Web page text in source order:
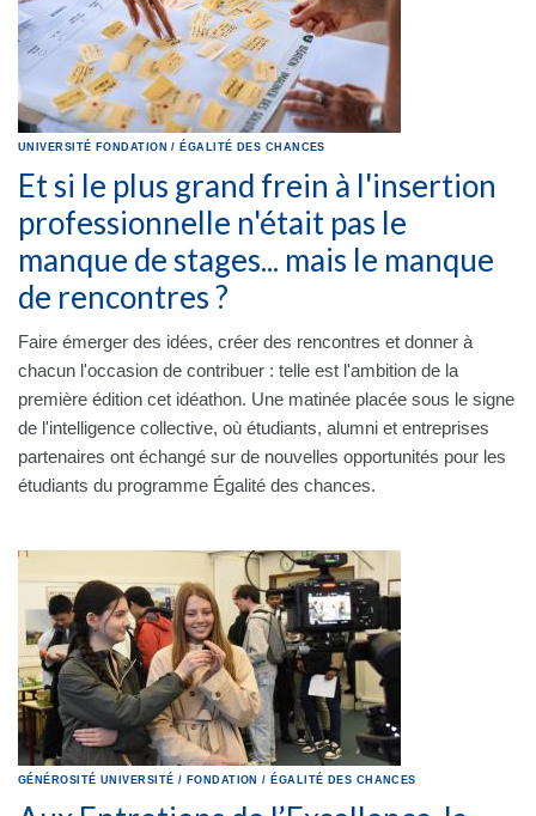
UNIVERSITÉ FONDATION / ÉGALITÉ DES CHANCES
Et si le plus grand frein à l'insertion
professionnelle n'était pas le
manque de stages... mais le manque
de rencontres ?
Faire émerger des idées, créer des rencontres et donner à
chacun l'occasion de contribuer : telle est l'ambition de la
première édition cet idéathon. Une matinée placée sous le signe
de l'intelligence collective, où étudiants, alumni et entreprises
partenaires ont échangé sur de nouvelles opportunités pour les
étudiants du programme Égalité des chances.
GÉNÉROSITÉ UNIVERSITÉ / FONDATION / ÉGALITÉ DES CHANCES